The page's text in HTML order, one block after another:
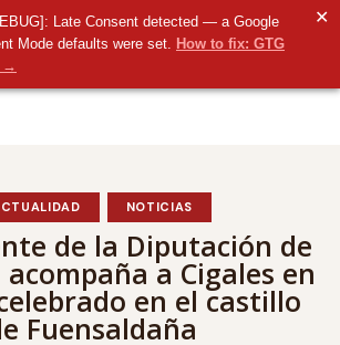
Late Consent detected — a Google
Mode defaults were set. How to fix: GTG
→
✕
NOTICIAS
de la Diputación de
a Cigales en
en el castillo
Fuensaldaña